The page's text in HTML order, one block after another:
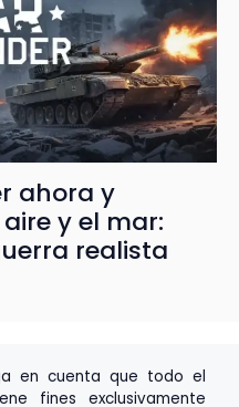
ahora y
y el mar:
realista
en cuenta que todo el
fines exclusivamente